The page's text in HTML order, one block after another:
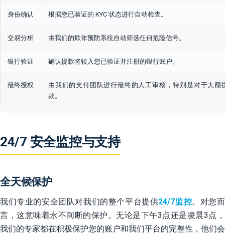
身份确认 根据您已验证的 KYC 状态进行自动检查。
交易分析 由我们的欺诈预防系统自动筛选任何危险信号。
银行验证 确认提款将转入您已验证并注册的银行账户。
最终授权
由我们的支付团队进行最终的人工审核，特别是对于大额
款。
24/7 安全监控与支持
全天候保护
我们专业的安全团队对我们的整个平台提供24/7监控。对您而
言，这意味着永不间断的保护。无论是下午3点还是凌晨3点，
我们的专家都在积极保护您的账户和我们平台的完整性，他们会